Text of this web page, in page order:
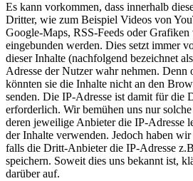
Es kann vorkommen, dass innerhalb
Dritter, wie zum Beispiel Videos von
Google-Maps, RSS-Feeds oder Grafiken
eingebunden werden. Dies setzt immer
dieser Inhalte (nachfolgend bezeichnet
Adresse der Nutzer wahr nehmen. Denn
könnten sie die Inhalte nicht an den
senden. Die IP-Adresse ist damit für die
erforderlich. Wir bemühen uns nur
deren jeweilige Anbieter die IP-Adresse
der Inhalte verwenden. Jedoch haben
falls die Dritt-Anbieter die IP-Adresse
speichern. Soweit dies uns bekannt ist,
darüber auf.